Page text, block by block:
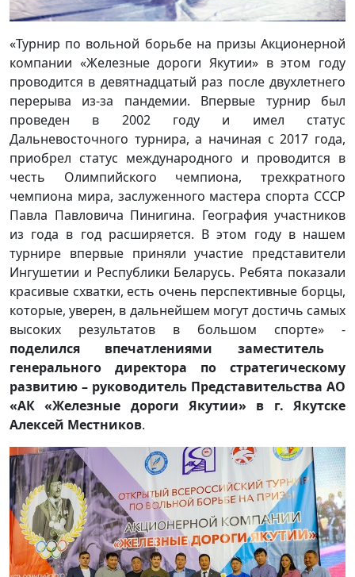
«Турнир по вольной борьбе на призы Акционерной
компании «Железные дороги Якутии» в этом году
проводится в девятнадцатый раз после двухлетнего
перерыва из-за пандемии. Впервые турнир был
проведен в 2002 году и имел статус
Дальневосточного турнира, а начиная с 2017 года,
приобрел статус международного и проводится в
честь Олимпийского чемпиона, трехкратного
чемпиона мира, заслуженного мастера спорта СССР
Павла Павловича Пинигина. География участников
из года в год расширяется. В этом году в нашем
турнире впервые приняли участие представители
Ингушетии и Республики Беларусь. Ребята показали
красивые схватки, есть очень перспективные борцы,
которые, уверен, в дальнейшем могут достичь самых
высоких результатов в большом спорте» -
поделился впечатлениями заместитель
генерального директора по стратегическому
развитию – руководитель Представительства АО
«АК «Железные дороги Якутии» в г. Якутске
Алексей Местников.